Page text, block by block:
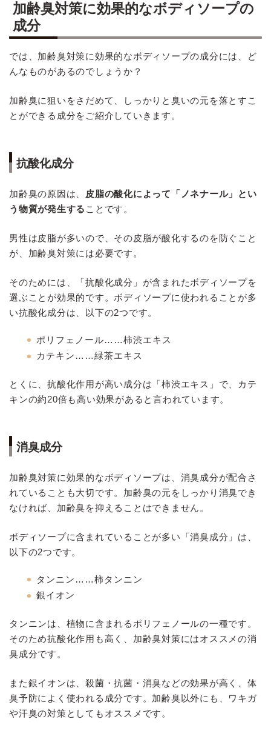
加齢臭対策に効果的なボディソープの
成分
では、加齢臭対策に効果的なボディソープの成分には、ど
んなものがあるのでしょうか？
加齢臭に狙いをさだめて、しっかりと臭いの元を落とすこ
とができる成分をご紹介していきます。
抗酸化成分
加齢臭の原因は、 皮脂の酸化によって「ノネナール」とい
う物質が発生する ことです。
男性は皮脂が多いので、その皮脂が酸化するのを防ぐこと
が、加齢臭対策には必要です。
そのためには、「抗酸化成分」が含まれたボディソープを
選ぶことが効果的です。ボディソープに使われることが多
い抗酸化成分は、以下の2つです。
ポリフェノール……柿渋エキス
カテキン……緑茶エキス
とくに、抗酸化作用が高い成分は「柿渋エキス」で、カテ
キンの約20倍も高い効果があると言われています。
消臭成分
加齢臭対策に効果的なボディソープは、消臭成分が配合さ
れていることも大切です。加齢臭の元をしっかり消臭でき
なければ、加齢臭を抑えることはできません。
ボディソープに含まれていることが多い「消臭成分」は、
以下の2つです。
タンニン……柿タンニン
銀イオン
タンニンは、植物に含まれるポリフェノールの一種です。
そのため抗酸化作用も高く、加齢臭対策にはオススメの消
臭成分です。
また銀イオンは、殺菌・抗菌・消臭などの効果が高く、体
臭予防によく使われる成分です。加齢臭以外にも、ワキガ
や汗臭の対策としてもオススメです。